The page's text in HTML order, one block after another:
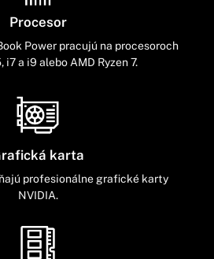
Procesor
Power pracujú na procesoroch
i7 a i9 alebo AMD Ryzen 7.
karta
profesionálne grafické karty
NVIDIA.